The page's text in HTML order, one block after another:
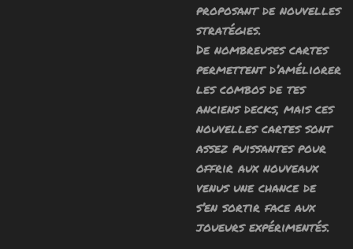
proposant de nouvelles
stratégies.
De nombreuses cartes
permettent d’améliorer
les combos de tes
anciens decks, mais ces
nouvelles cartes sont
assez puissantes pour
offrir aux nouveaux
venus une chance de
s’en sortir face aux
joueurs expérimentés.